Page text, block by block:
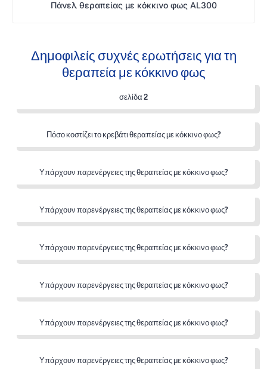
Πάνελ θεραπείας με κόκκινο φως AL300
Δημοφιλείς συχνές ερωτήσεις για τη
θεραπεία με κόκκινο φως
σελίδα 2
Πόσο κοστίζει το κρεβάτι θεραπείας με κόκκινο φως?
Υπάρχουν παρενέργειες της θεραπείας με κόκκινο φως?
Υπάρχουν παρενέργειες της θεραπείας με κόκκινο φως?
Υπάρχουν παρενέργειες της θεραπείας με κόκκινο φως?
Υπάρχουν παρενέργειες της θεραπείας με κόκκινο φως?
Υπάρχουν παρενέργειες της θεραπείας με κόκκινο φως?
Υπάρχουν παρενέργειες της θεραπείας με κόκκινο φως?